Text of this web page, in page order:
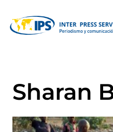
Sharan